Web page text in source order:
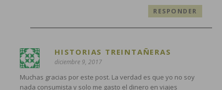
RESPONDER
HISTORIAS TREINTAÑERAS
diciembre 9, 2017
Muchas gracias por este post. La verdad es que yo no soy
nada consumista y solo me gasto el dinero en viajes